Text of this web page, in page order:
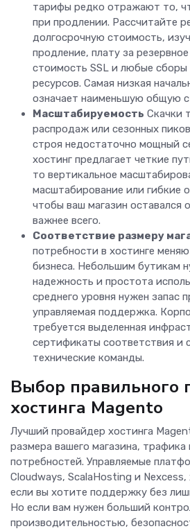
тарифы редко отражают то,
при продлении. Рассчитайте
долгосрочную стоимость,
продление, плату за
стоимость SSL и любые
ресурсов. Самая низкая
означает наименьшую общую
Масштабируемость Скачки
распродаж или сезонных
строя недостаточно мощный
хостинг предлагает четкие
то вертикальное
масштабирование или гибкие
чтобы ваш магазин оставался
важнее всего.
Соответствие размеру
потребности в хостинге
бизнеса. Небольшим бутикам
надежность и простота
среднего уровня нужен запас
управляемая поддержка.
требуется выделенная
сертификаты соответствия и
технические команды.
Выбор правильного
хостинга Magento
Лучший провайдер хостинга
размера вашего магазина, трафика
потребностей. Управляемые
Cloudways, ScalaHosting и
если вы хотите поддержку без
Но если вам нужен больший
производительностью,